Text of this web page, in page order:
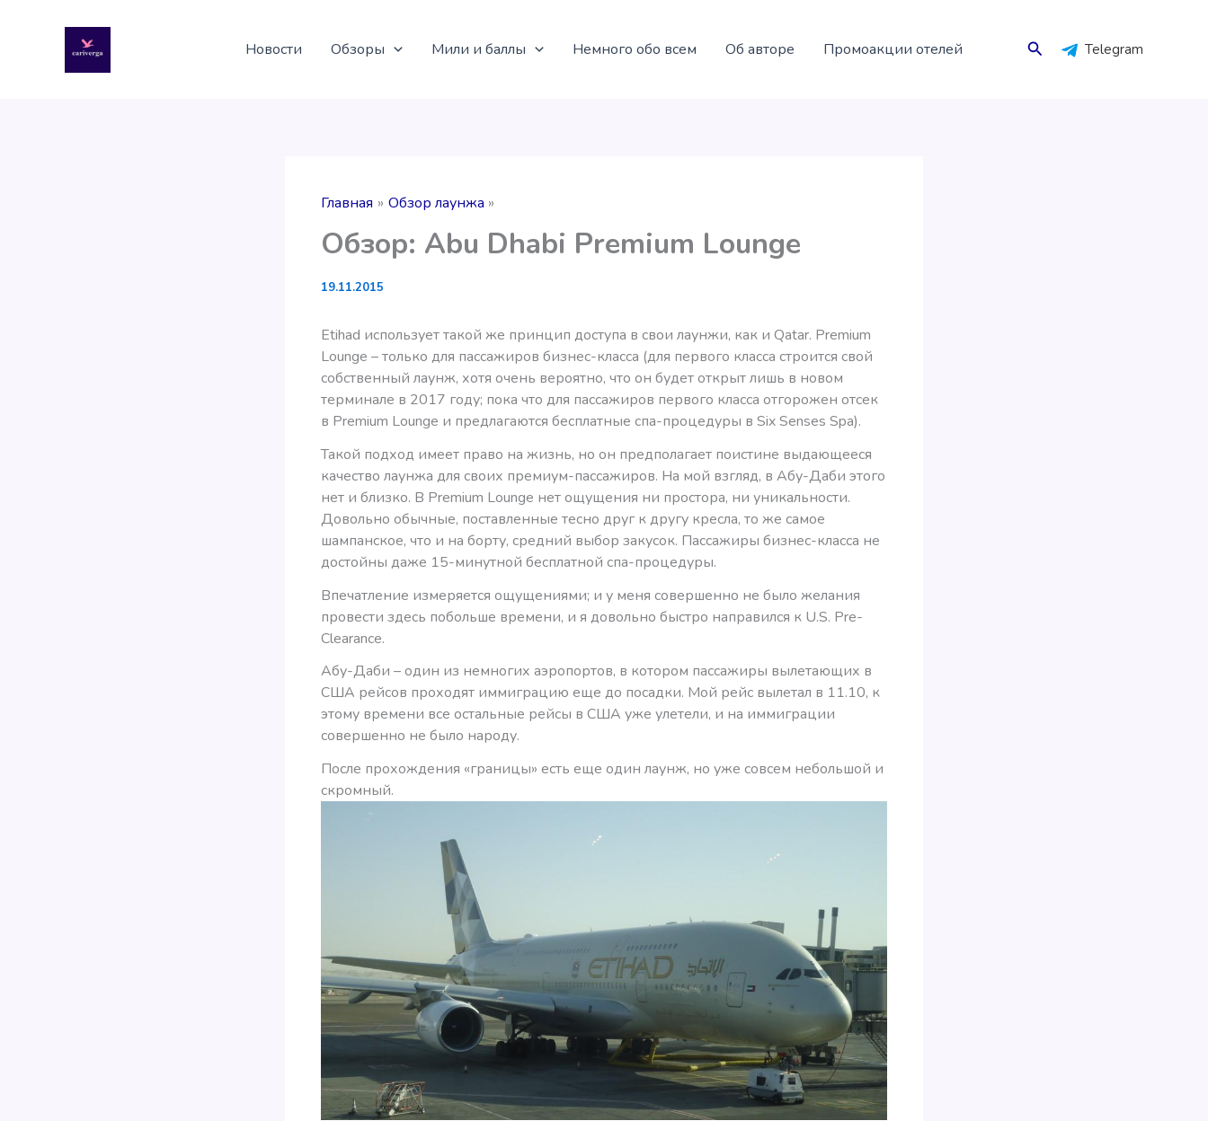
содержимому
Новости Обзоры Мили и баллы Немного обо всем Об авторе Промоакции отелей Поиск Telegram
Главная Обзор лаунжа
Обзор: Abu Dhabi Premium Lounge
19.11.2015
Etihad использует такой же принцип доступа в свои лаунжи, как и Qatar. Premium
Lounge – только для пассажиров бизнес-класса (для первого класса строится свой
собственный лаунж, хотя очень вероятно, что он будет открыт лишь в новом
терминале в 2017 году; пока что для пассажиров первого класса отгорожен отсек
в Premium Lounge и предлагаются бесплатные спа-процедуры в Six Senses Spa).
Такой подход имеет право на жизнь, но он предполагает поистине выдающееся
качество лаунжа для своих премиум-пассажиров. На мой взгляд, в Абу-Даби этого
нет и близко. В Premium Lounge нет ощущения ни простора, ни уникальности.
Довольно обычные, поставленные тесно друг к другу кресла, то же самое
шампанское, что и на борту, средний выбор закусок. Пассажиры бизнес-класса не
достойны даже 15-минутной бесплатной спа-процедуры.
Впечатление измеряется ощущениями; и у меня совершенно не было желания
провести здесь побольше времени, и я довольно быстро направился к U.S. Pre-
Clearance.
Абу-Даби – один из немногих аэропортов, в котором пассажиры вылетающих в
США рейсов проходят иммиграцию еще до посадки. Мой рейс вылетал в 11.10, к
этому времени все остальные рейсы в США уже улетели, и на иммиграции
совершенно не было народу.
После прохождения «границы» есть еще один лаунж, но уже совсем небольшой и
скромный.